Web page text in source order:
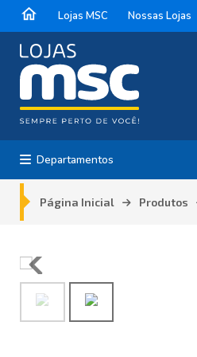
home Lojas MSC Nossas Lojas
Departamentos
Página Inicial Produtos